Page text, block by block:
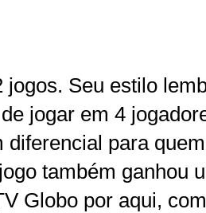
jogos. Seu estilo
jogar em 4
para
também ganhou
Globo por aqui,